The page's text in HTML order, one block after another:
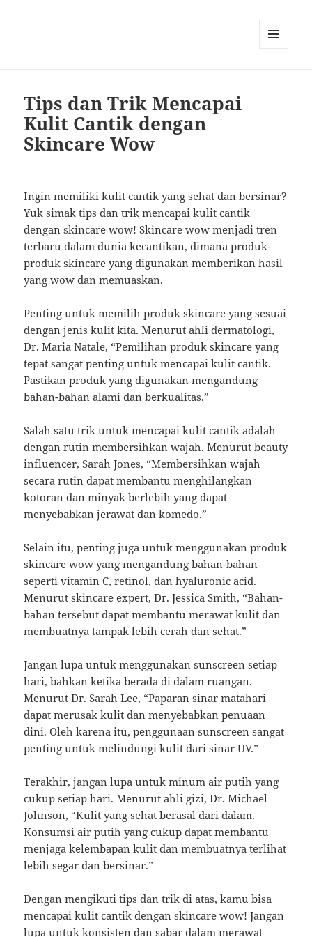
Tips dan Trik Mencapai
Kulit Cantik dengan
Skincare Wow
Ingin memiliki kulit cantik yang sehat dan bersinar?
Yuk simak tips dan trik mencapai kulit cantik
dengan skincare wow! Skincare wow menjadi tren
terbaru dalam dunia kecantikan, dimana produk-
produk skincare yang digunakan memberikan hasil
yang wow dan memuaskan.
Penting untuk memilih produk skincare yang sesuai
dengan jenis kulit kita. Menurut ahli dermatologi,
Dr. Maria Natale, “Pemilihan produk skincare yang
tepat sangat penting untuk mencapai kulit cantik.
Pastikan produk yang digunakan mengandung
bahan-bahan alami dan berkualitas.”
Salah satu trik untuk mencapai kulit cantik adalah
dengan rutin membersihkan wajah. Menurut beauty
influencer, Sarah Jones, “Membersihkan wajah
secara rutin dapat membantu menghilangkan
kotoran dan minyak berlebih yang dapat
menyebabkan jerawat dan komedo.”
Selain itu, penting juga untuk menggunakan produk
skincare wow yang mengandung bahan-bahan
seperti vitamin C, retinol, dan hyaluronic acid.
Menurut skincare expert, Dr. Jessica Smith, “Bahan-
bahan tersebut dapat membantu merawat kulit dan
membuatnya tampak lebih cerah dan sehat.”
Jangan lupa untuk menggunakan sunscreen setiap
hari, bahkan ketika berada di dalam ruangan.
Menurut Dr. Sarah Lee, “Paparan sinar matahari
dapat merusak kulit dan menyebabkan penuaan
dini. Oleh karena itu, penggunaan sunscreen sangat
penting untuk melindungi kulit dari sinar UV.”
Terakhir, jangan lupa untuk minum air putih yang
cukup setiap hari. Menurut ahli gizi, Dr. Michael
Johnson, “Kulit yang sehat berasal dari dalam.
Konsumsi air putih yang cukup dapat membantu
menjaga kelembapan kulit dan membuatnya terlihat
lebih segar dan bersinar.”
Dengan mengikuti tips dan trik di atas, kamu bisa
mencapai kulit cantik dengan skincare wow! Jangan
lupa untuk konsisten dan sabar dalam merawat